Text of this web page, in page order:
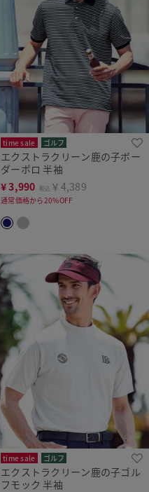
time sale ゴルフ
エクストラクリーン鹿の子ボー
ダーポロ 半袖
¥3,990 税込 ￥4,389
通常価格から20%OFF
time sale ゴルフ
エクストラクリーン鹿の子ゴル
フモック 半袖